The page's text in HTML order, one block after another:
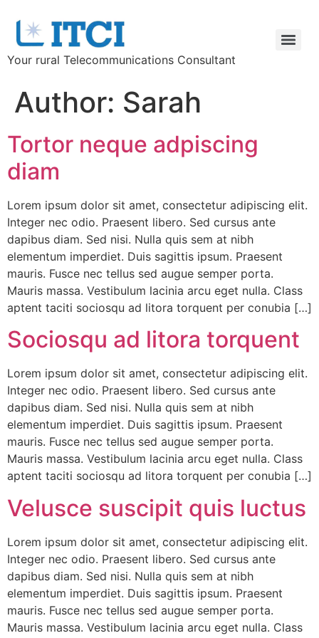
content
Your rural Telecommunications Consultant
Author: Sarah
Tortor neque adpiscing
diam
Lorem ipsum dolor sit amet, consectetur adipiscing elit.
Integer nec odio. Praesent libero. Sed cursus ante
dapibus diam. Sed nisi. Nulla quis sem at nibh
elementum imperdiet. Duis sagittis ipsum. Praesent
mauris. Fusce nec tellus sed augue semper porta.
Mauris massa. Vestibulum lacinia arcu eget nulla. Class
aptent taciti sociosqu ad litora torquent per conubia […]
Sociosqu ad litora torquent
Lorem ipsum dolor sit amet, consectetur adipiscing elit.
Integer nec odio. Praesent libero. Sed cursus ante
dapibus diam. Sed nisi. Nulla quis sem at nibh
elementum imperdiet. Duis sagittis ipsum. Praesent
mauris. Fusce nec tellus sed augue semper porta.
Mauris massa. Vestibulum lacinia arcu eget nulla. Class
aptent taciti sociosqu ad litora torquent per conubia […]
Velusce suscipit quis luctus
Lorem ipsum dolor sit amet, consectetur adipiscing elit.
Integer nec odio. Praesent libero. Sed cursus ante
dapibus diam. Sed nisi. Nulla quis sem at nibh
elementum imperdiet. Duis sagittis ipsum. Praesent
mauris. Fusce nec tellus sed augue semper porta.
Mauris massa. Vestibulum lacinia arcu eget nulla. Class